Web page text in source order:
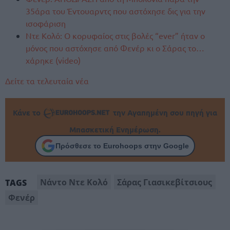
35άρα του Έντουαρντς που αστόχησε δις για την
ισοφάριση
Ντε Κολό: Ο κορυφαίος στις βολές “ever” ήταν ο
μόνος που αστόχησε από Φενέρ κι ο Σάρας το…
χάρηκε (video)
Δείτε τα τελευταία νέα
Κάνε το
την Αγαπημένη σου πηγή για
Μπασκετική Ενημέρωση.
Πρόσθεσε το Eurohoops στην Google
TAGS Νάντο Ντε Κολό
Σάρας Γιασικεβίτσιους
Φενέρ